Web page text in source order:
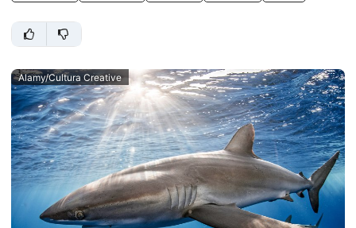
Alamy/Cultura Creative